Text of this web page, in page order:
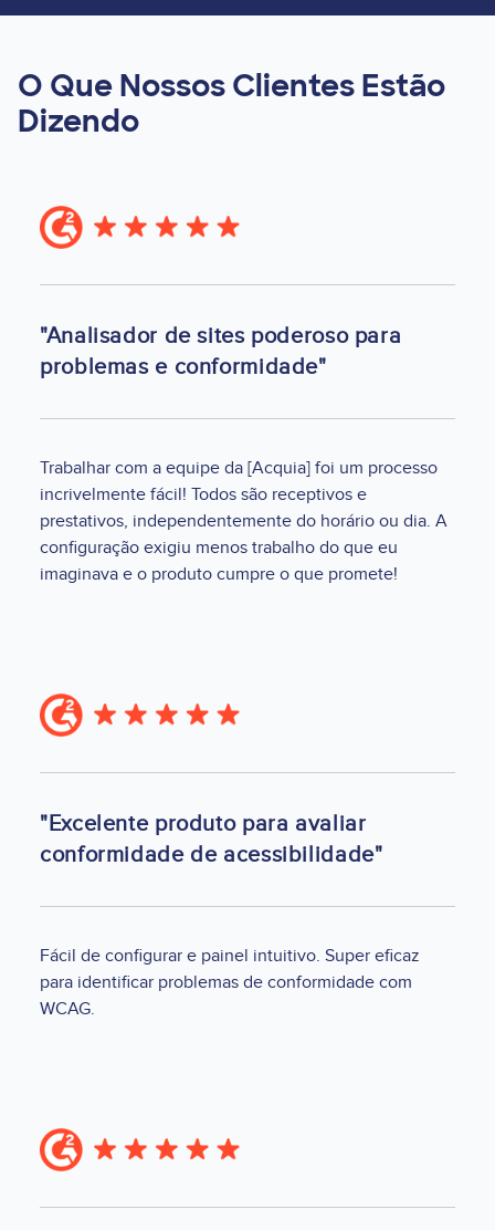
O Que Nossos Clientes Estão
Dizendo
Image
"Analisador de sites poderoso para
problemas e conformidade"
Trabalhar com a equipe da [Acquia] foi um processo
incrivelmente fácil! Todos são receptivos e
prestativos, independentemente do horário ou dia. A
configuração exigiu menos trabalho do que eu
imaginava e o produto cumpre o que promete!
Image
"Excelente produto para avaliar
conformidade de acessibilidade"
Fácil de configurar e painel intuitivo. Super eficaz
para identificar problemas de conformidade com
WCAG.
Image